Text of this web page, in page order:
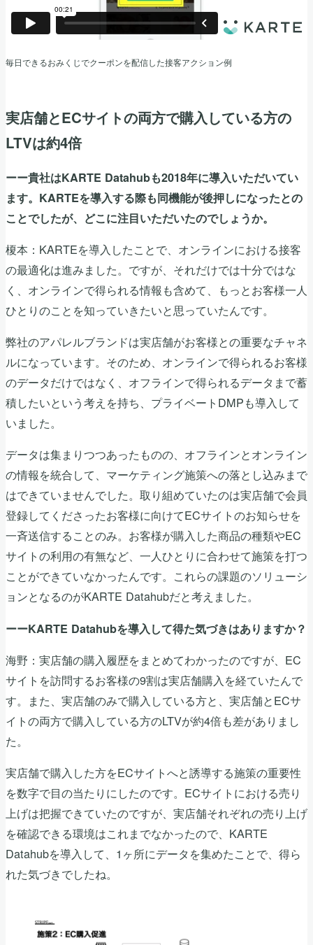
毎日できるおみくじでクーポンを配信した接客アクション例
実店舗とECサイトの両方で購入している方の
LTVは約4倍
ーー貴社はKARTE Datahubも2018年に導入いただいてい
ます。KARTEを導入する際も同機能が後押しになったとの
ことでしたが、どこに注目いただいたのでしょうか。
榎本：KARTEを導入したことで、オンラインにおける接客
の最適化は進みました。ですが、それだけでは十分ではな
く、オンラインで得られる情報も含めて、もっとお客様一人
ひとりのことを知っていきたいと思っていたんです。
弊社のアパレルブランドは実店舗がお客様との重要なチャネ
ルになっています。そのため、オンラインで得られるお客様
のデータだけではなく、オフラインで得られるデータまで蓄
積したいという考えを持ち、プライベートDMPも導入して
いました。
データは集まりつつあったものの、オフラインとオンライン
の情報を統合して、マーケティング施策への落とし込みまで
はできていませんでした。取り組めていたのは実店舗で会員
登録してくださったお客様に向けてECサイトのお知らせを
一斉送信することのみ。お客様が購入した商品の種類やEC
サイトの利用の有無など、一人ひとりに合わせて施策を打つ
ことができていなかったんです。これらの課題のソリューシ
ョンとなるのがKARTE Datahubだと考えました。
ーーKARTE Datahubを導入して得た気づきはありますか？
海野：実店舗の購入履歴をまとめてわかったのですが、EC
サイトを訪問するお客様の9割は実店舗購入を経ていたんで
す。また、実店舗のみで購入している方と、実店舗とECサ
イトの両方で購入している方のLTVが約4倍も差がありまし
た。
実店舗で購入した方をECサイトへと誘導する施策の重要性
を数字で目の当たりにしたのです。ECサイトにおける売り
上げは把握できていたのですが、実店舗それぞれの売り上げ
を確認できる環境はこれまでなかったので、KARTE
Datahubを導入して、1ヶ所にデータを集めたことで、得ら
れた気づきでしたね。